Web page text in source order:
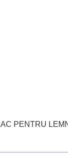
PENTRU